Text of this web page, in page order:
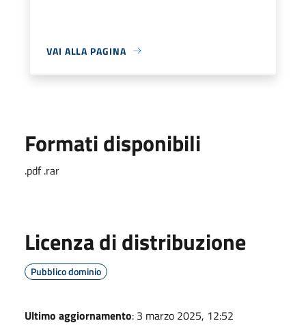
VAI ALLA PAGINA
Formati disponibili
.pdf .rar
Licenza di distribuzione
Pubblico dominio
Ultimo aggiornamento: 3 marzo 2025, 12:52